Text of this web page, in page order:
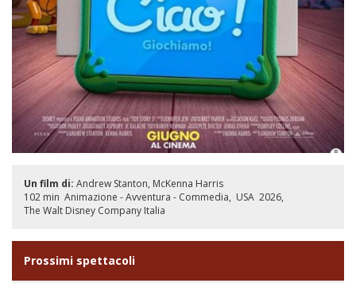
Un film di: Andrew Stanton McKenna Harris
102 min Animazione - Avventura - Commedia USA 2026
The Walt Disney Company Italia
Prossimi spettacoli